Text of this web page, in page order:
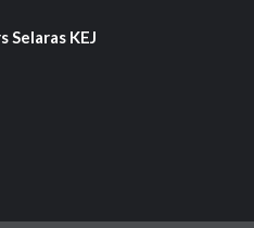
Selaras KEJ